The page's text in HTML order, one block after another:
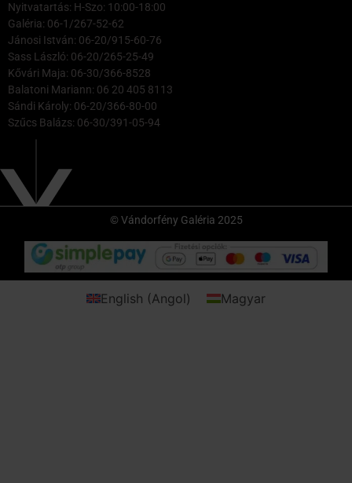
Nyitvatartás: H-Szo: 10:00-18:00
Galéria: 06-1/267-52-62
Jánosi István: 06-20/915-60-76
Sass László: 06-20/265-25-49
Kővári Maja: 06-30/366-8528
Balatoni Mariann: 06 20 405 8113
Sándi Károly: 06-20/366-80-00
Szűcs Balázs: 06-30/391-05-94
© Vándorfény Galéria 2025
English (Angol) Magyar